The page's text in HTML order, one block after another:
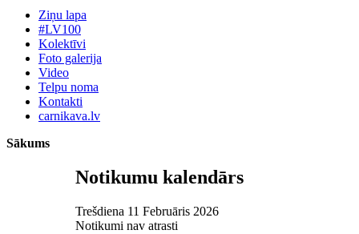
Ziņu lapa
#LV100
Kolektīvi
Foto galerija
Video
Telpu noma
Kontakti
carnikava.lv
Sākums
Notikumu kalendārs
Trešdiena 11 Februāris 2026
Notikumi nav atrasti